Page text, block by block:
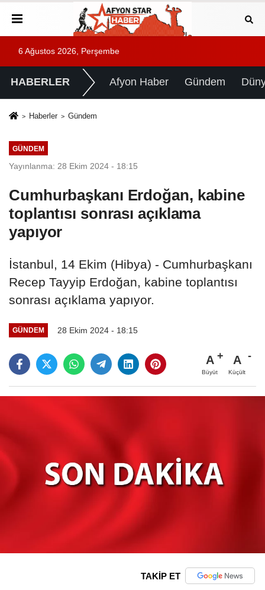
6 Ağustos 2026, Perşembe
HABERLER Afyon Haber Gündem
Haberler Gündem
GÜNDEM
Yayınlanma: 28 Ekim 2024 - 18:15
Cumhurbaşkanı Erdoğan, kabine
toplantısı sonrası açıklama
yapıyor
İstanbul, 14 Ekim (Hibya) - Cumhurbaşkanı
Recep Tayyip Erdoğan, kabine toplantısı
sonrası açıklama yapıyor.
GÜNDEM 28 Ekim 2024 - 18:15
A
Büyüt
A
Küçült
TAKİP ET